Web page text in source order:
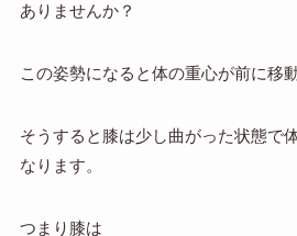
ありませんか？
この姿勢になると体の重心が前に移
そうすると膝は少し曲がった状態で
なります。
つまり膝は